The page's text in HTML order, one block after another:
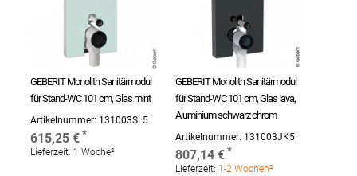
GEBERIT Monolith Sanitärmodul
für Stand-WC 101 cm, Glas mint
Artikelnummer: 131003SL5
615,25 €
Lieferzeit: 1 Woche²
GEBERIT Monolith Sanitärmodul
für Stand-WC 101 cm, Glas lava,
Aluminium schwarz chrom
Artikelnummer: 131003JK5
807,14 €
Lieferzeit: 1-2 Wochen²